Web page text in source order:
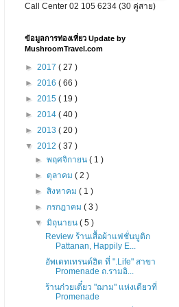
Call Center 02 105 6234 (30 คู่สาย)
ข้อมูลการท่องเที่ยว Update by
MushroomTravel.com
► 2017 ( 27 )
► 2016 ( 66 )
► 2015 ( 19 )
► 2014 ( 40 )
► 2013 ( 20 )
▼ 2012 ( 37 )
►พฤศจิกายน( 1 )
►ตุลาคม( 2 )
►สิงหาคม( 1 )
► กรกฎาคม( 3 )
▼มิถุนายน( 5 )
Review ร้านเสื้อผ้าแฟชั่นบูติก
Pattanan, Happily E...
อัพเดทเทรนด์ฮิต ที่ ".Life" สาขา
Promenade ถ.รามอิ...
ร้านก๋วยเตี๋ยว "ฌาม" แห่งเดียวที่
Promenade